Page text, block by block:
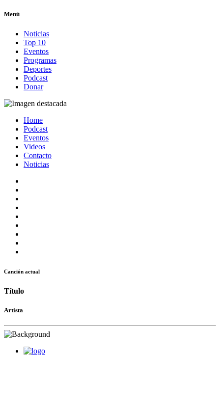
Menú
Noticias
Top 10
Eventos
Programas
Deportes
Podcast
Donar
Home
Podcast
Eventos
Videos
Contacto
Noticias
Canción actual
Título
Artista